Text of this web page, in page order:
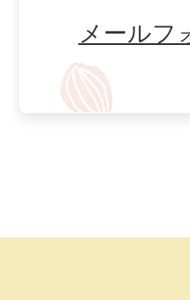
メールフ